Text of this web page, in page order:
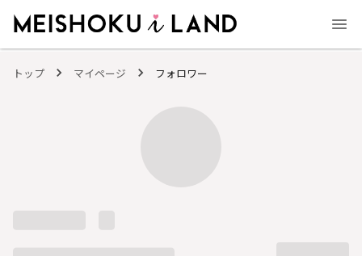
トップ マイページ フォロワー